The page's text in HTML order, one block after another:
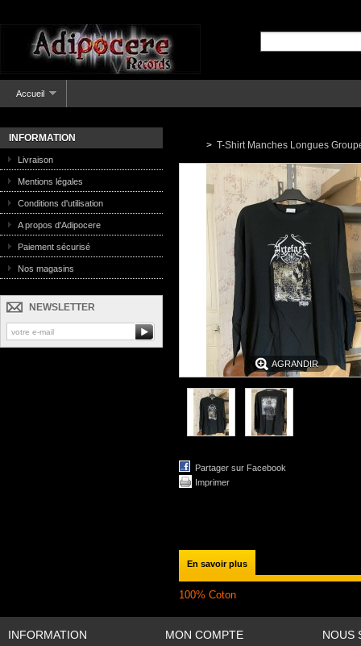
Accueil
INFORMATION
Livraison
Mentions légales
Conditions d'utilisation
A propos d'Adipocere
Paiement sécurisé
Nos magasins
NEWSLETTER
> T-Shirt Manches Longues
AGRANDIR
Partager sur Facebook
Imprimer
En savoir plus
100% Coton
INFORMATION MON COMPTE NOUS